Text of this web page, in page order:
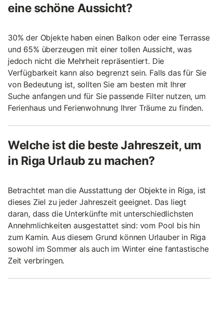
eine schöne Aussicht?
30% der Objekte haben einen Balkon oder eine Terrasse
und 65% überzeugen mit einer tollen Aussicht, was
jedoch nicht die Mehrheit repräsentiert. Die
Verfügbarkeit kann also begrenzt sein. Falls das für Sie
von Bedeutung ist, sollten Sie am besten mit Ihrer
Suche anfangen und für Sie passende Filter nutzen, um
Ferienhaus und Ferienwohnung Ihrer Träume zu finden.
Welche ist die beste Jahreszeit, um
in Riga Urlaub zu machen?
Betrachtet man die Ausstattung der Objekte in Riga, ist
dieses Ziel zu jeder Jahreszeit geeignet. Das liegt
daran, dass die Unterkünfte mit unterschiedlichsten
Annehmlichkeiten ausgestattet sind: vom Pool bis hin
zum Kamin. Aus diesem Grund können Urlauber in Riga
sowohl im Sommer als auch im Winter eine fantastische
Zeit verbringen.